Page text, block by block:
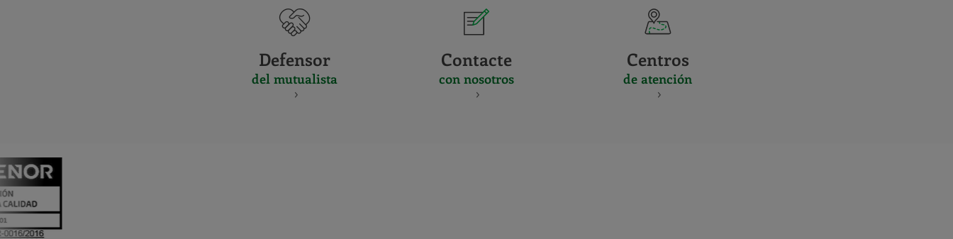
Defensor
del mutualista
Contacte
con nosotros
Centros
de atención